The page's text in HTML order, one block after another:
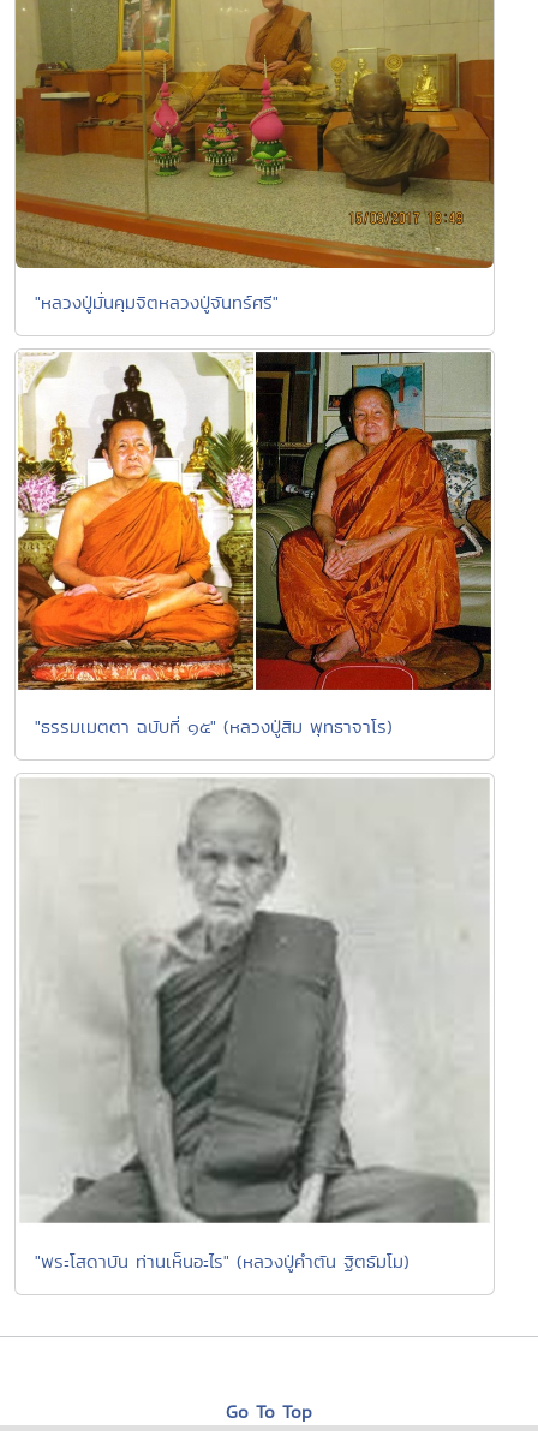
"หลวงปู่มั่นคุมจิตหลวงปู่จันทร์ศรี"
"ธรรมเมตตา ฉบับที่ ๑๕" (หลวงปู่สิม พุทธาจาโร)
"พระโสดาบัน ท่านเห็นอะไร" (หลวงปู่คำตัน ฐิตธัมโม)
Go To Top